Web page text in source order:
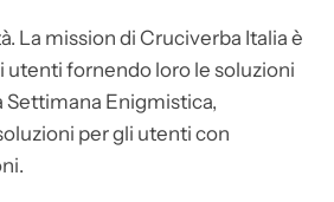
La mission di Cruciverba Italia è
utenti fornendo loro le soluzioni
Settimana Enigmistica,
per gli utenti con